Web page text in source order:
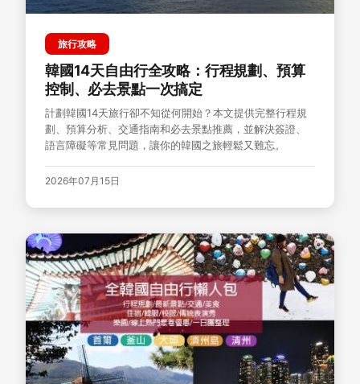
旅行攻略
韓國14天自由行全攻略：行程規劃、預算
控制、必去景點一次搞定
計劃韓國14天旅行卻不知從何開始？本文提供完整行程規
劃、預算分析、交通指南和必去景點推薦，並解決簽證、
語言障礙等常見問題，讓你的韓國之旅輕鬆又難忘。
2026年07月15日